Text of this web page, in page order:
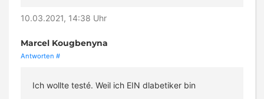
10.03.2021, 14:38 Uhr
Marcel Kougbenyna
Antworten #
Ich wollte testé. Weil ich EIN dlabetiker bin